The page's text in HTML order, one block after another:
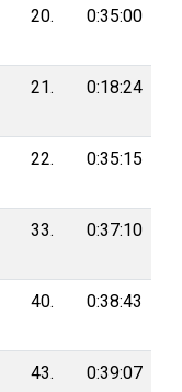
20. 0:35:00
21. 0:18:24
22. 0:35:15
33. 0:37:10
40. 0:38:43
43. 0:39:07